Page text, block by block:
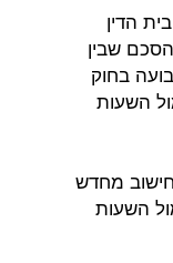
הדין
שבין
בחוק
השעות
מחדש
השעות